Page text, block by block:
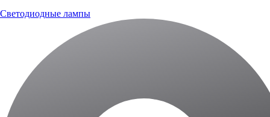
Светодиодные лампы